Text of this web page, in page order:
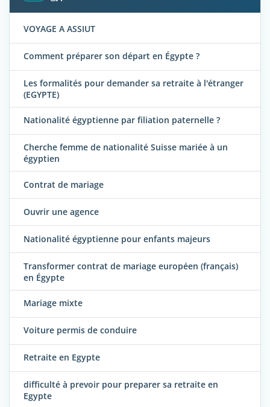
VOYAGE A ASSIUT
Comment préparer son départ en Égypte ?
Les formalités pour demander sa retraite à l'étranger
(EGYPTE)
Nationalité égyptienne par filiation paternelle ?
Cherche femme de nationalité Suisse mariée à un
égyptien
Contrat de mariage
Ouvrir une agence
Nationalité égyptienne pour enfants majeurs
Transformer contrat de mariage européen (français)
en Égypte
Mariage mixte
Voiture permis de conduire
Retraite en Egypte
difficulté à prevoir pour preparer sa retraite en
Egypte